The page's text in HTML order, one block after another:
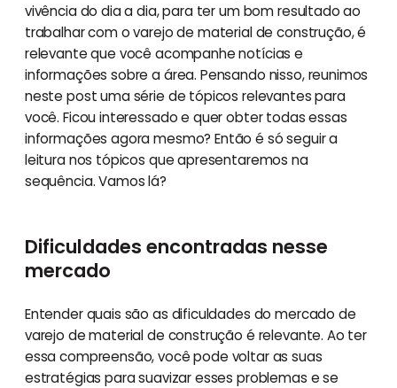
vivência do dia a dia, para ter um bom resultado ao
trabalhar com o varejo de material de construção, é
relevante que você acompanhe notícias e
informações sobre a área. Pensando nisso, reunimos
neste post uma série de tópicos relevantes para
você. Ficou interessado e quer obter todas essas
informações agora mesmo? Então é só seguir a
leitura nos tópicos que apresentaremos na
sequência. Vamos lá?
Dificuldades encontradas nesse
mercado
Entender quais são as dificuldades do mercado de
varejo de material de construção é relevante. Ao ter
essa compreensão, você pode voltar as suas
estratégias para suavizar esses problemas e se